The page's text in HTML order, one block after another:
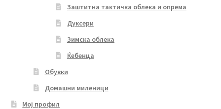
Заштитна тактичка облека и опрема
Дуксери
Зимска облека
Ќебенца
Обувки
Домашни миленици
Мој профил